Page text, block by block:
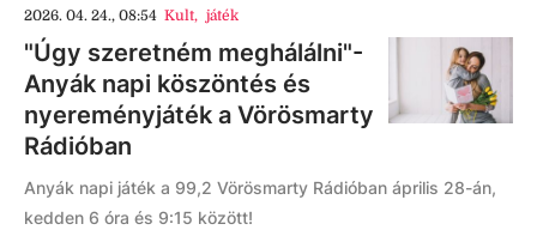
2026. 04. 24., 08:54 Kult, játék
"Úgy szeretném meghálálni"-
Anyák napi köszöntés és
nyereményjáték a Vörösmarty
Rádióban
Anyák napi játék a 99,2 Vörösmarty Rádióban április 28-án,
kedden 6 óra és 9:15 között!